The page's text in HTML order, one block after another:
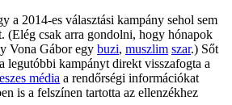
a 2014-es választási kampány sehol sem
(Elég csak arra gondolni, hogy hónapok
Vona Gábor egy buzi, muszlim szar.) Sőt
legutóbbi kampányt direkt visszafogta a
média a rendőrségi információkat
is a felszínen tartotta az ellenzékhez